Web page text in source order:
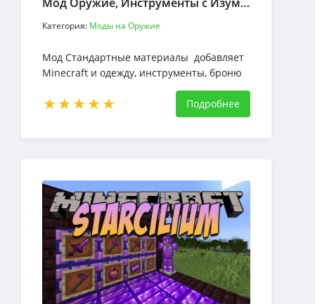
Категория: Моды на Оружие
Мод Стандартные материалы добавляет
Minecraft и одежду, инструменты, броню
и Оружие из Изумруда и Обсидиан
скачать мод для
Подробнее